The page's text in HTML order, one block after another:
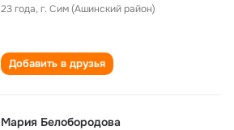
23 года,г. Сим (Ашинский район)
Добавить в друзья
Мария Белобородова